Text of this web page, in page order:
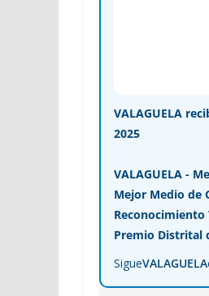
VALAGUELA
2025
VALAGUELA -
Mejor Medio de
Reconocimiento
Premio Distrital
SigueVALAGUELA